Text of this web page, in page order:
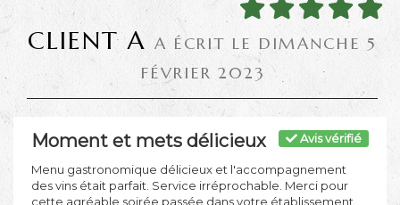
CLIENT A A ÉCRIT LE DIMANCHE 5
FÉVRIER 2023
Avis vérifié
Moment et mets délicieux
Menu gastronomique délicieux et l'accompagnement
des vins était parfait. Service irréprochable. Merci pour
cette agréable soirée passée dans votre établissement.